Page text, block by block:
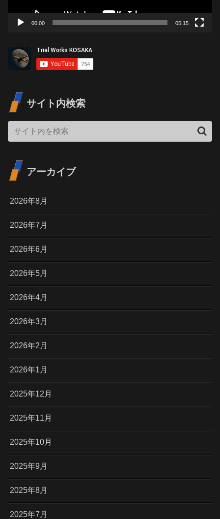
00:00 05:15
サイト内検索
アーカイブ
2026年8月
2026年7月
2026年6月
2026年5月
2026年4月
2026年3月
2026年2月
2026年1月
2025年12月
2025年11月
2025年10月
2025年9月
2025年8月
2025年7月